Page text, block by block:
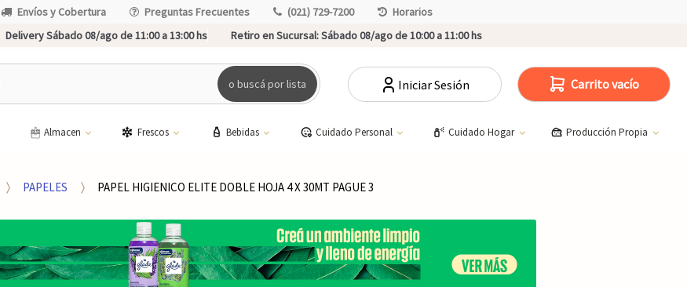
Envíos y Cobertura Preguntas Frecuentes (021) 729-7200
Horarios
Delivery Sábado 08/ago de 11:00 a 13:00 hs Retiro en Sucursal:Sábado 08/ago de 10:00 a 11:00 hs
o buscá por lista Iniciar Sesión Carrito vacío
Almacen Frescos Bebidas Cuidado Personal Cuidado Hogar Producción Propia
PAPELES PAPEL HIGIENICO ELITE DOBLE HOJA 4 X 30MT PAGUE 3